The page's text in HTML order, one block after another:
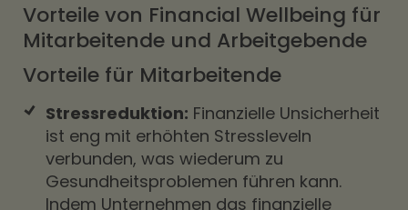
Vorteile von Financial Wellbeing für
Mitarbeitende und Arbeitgebende
Vorteile für Mitarbeitende
Stressreduktion: Finanzielle Unsicherheit
ist eng mit erhöhten Stressleveln
verbunden, was wiederum zu
Gesundheitsproblemen führen kann.
Indem Unternehmen das finanzielle